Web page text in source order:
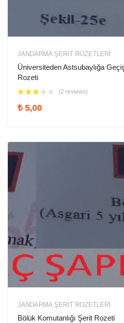
JANDARMA ŞERIT ROZETLERI
Üniversiteden Astsubaylığa
Rozeti
(2 reviews)
₺5,00
JANDARMA ŞERIT ROZETLERI
Bölük Komutanlığı Şerit Rozeti